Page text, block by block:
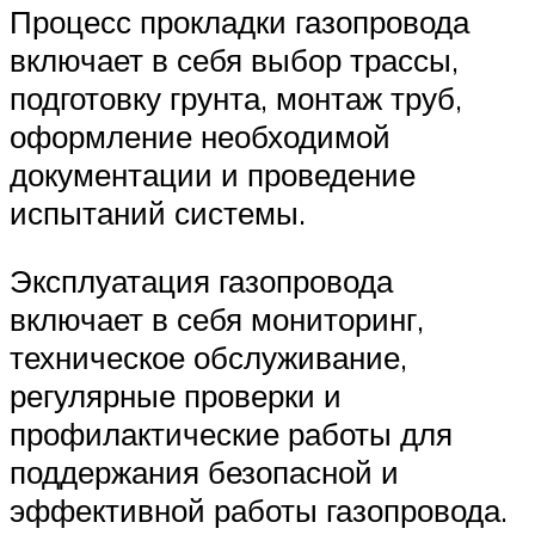
Процесс прокладки газопровода
включает в себя выбор трассы,
подготовку грунта, монтаж труб,
оформление необходимой
документации и проведение
испытаний системы.
Эксплуатация газопровода
включает в себя мониторинг,
техническое обслуживание,
регулярные проверки и
профилактические работы для
поддержания безопасной и
эффективной работы газопровода.